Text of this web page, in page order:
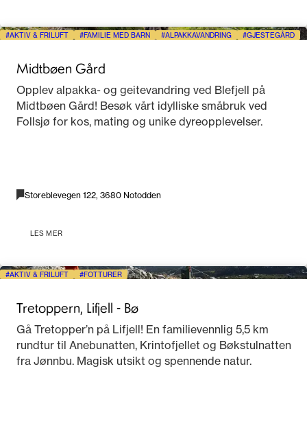
AKTIV & FRILUFT FAMILIE MED BARN ALPAKKAVANDRING GJESTEGÅRD
Midtbøen Gård
Opplev alpakka- og geitevandring ved Blefjell på
Midtbøen Gård! Besøk vårt idylliske småbruk ved
Follsjø for kos, mating og unike dyreopplevelser.
Storeblevegen 122, 3680 Notodden
LES MER
AKTIV & FRILUFT FOTTURER
Tretoppern, Lifjell - Bø
Gå Tretopper’n på Lifjell! En familievennlig 5,5 km
rundtur til Anebunatten, Krintofjellet og Bøkstulnatten
fra Jønnbu. Magisk utsikt og spennende natur.